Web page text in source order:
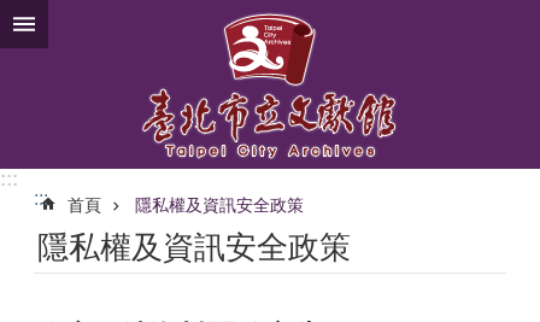
跳到主要內容區塊
:::
:::
首頁 隱私權及資訊安全政策
隱私權及資訊安全政策